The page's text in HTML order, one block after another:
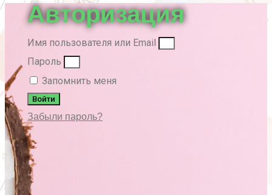
Авторизация
Имя пользователя или Email
Пароль
Запомнить меня
Войти
Забыли пароль?